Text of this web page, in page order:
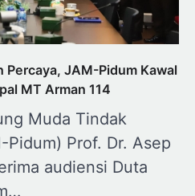
Percaya, JAM-Pidum Kawal
MT Arman 114
Muda Tindak
Pidum) Prof. Dr. Asep
audiensi Duta